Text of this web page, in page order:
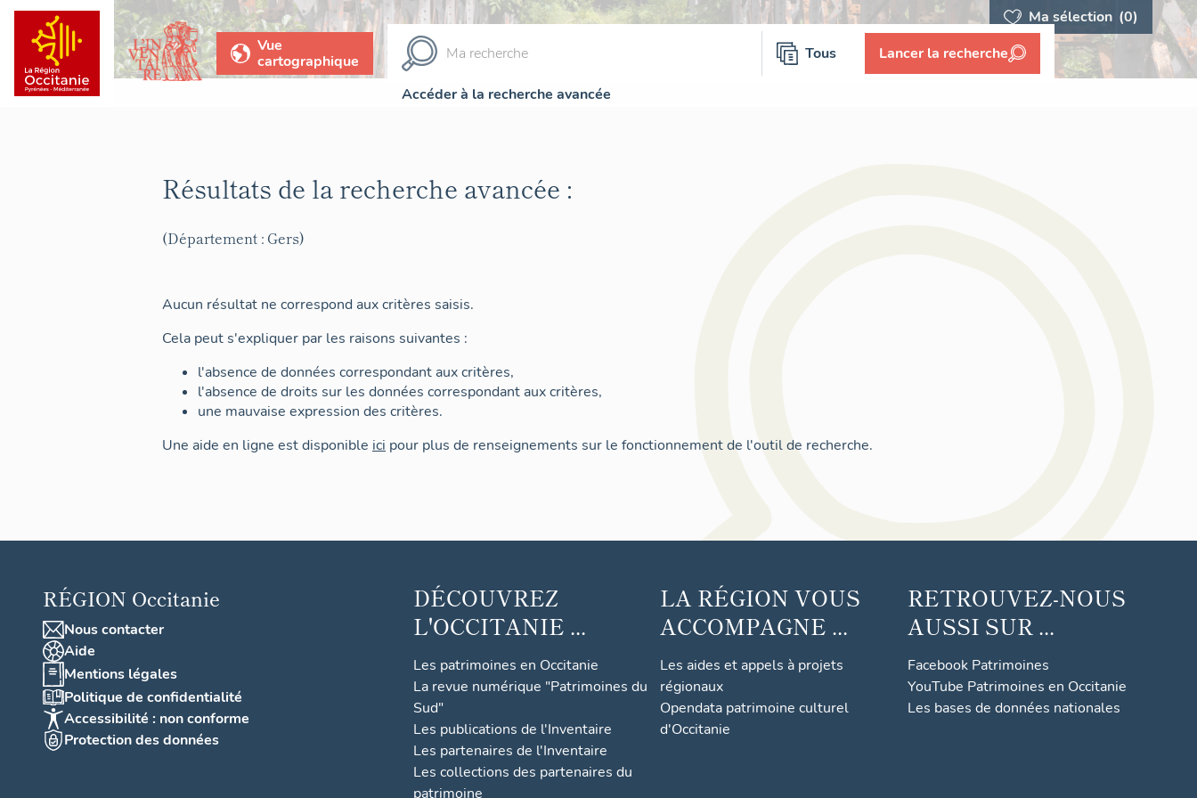
Ma sélection (0)
Vue
cartographique
Tous Lancer la recherche
Accéder à la recherche avancée
Résultats de la recherche avancée :
(Département : Gers)
Aucun résultat ne correspond aux critères saisis.
Cela peut s'expliquer par les raisons suivantes :
l'absence de données correspondant aux critères,
l'absence de droits sur les données correspondant aux critères,
une mauvaise expression des critères.
Une aide en ligne est disponible ici pour plus de renseignements sur le fonctionnement de l'outil de recherche.
RÉGION Occitanie
Nous contacter
Aide
Mentions légales
Politique de confidentialité
Accessibilité : non conforme
Protection des données
DÉCOUVREZ
L'OCCITANIE ...
Les patrimoines en Occitanie
La revue numérique "Patrimoines du
Sud"
Les publications de l'Inventaire
Les partenaires de l'Inventaire
Les collections des partenaires du
patrimoine
LA RÉGION VOUS
ACCOMPAGNE ...
Les aides et appels à projets
régionaux
Opendata patrimoine culturel
d'Occitanie
RETROUVEZ-NOUS
AUSSI SUR ...
Facebook Patrimoines
YouTube Patrimoines en Occitanie
Les bases de données nationales